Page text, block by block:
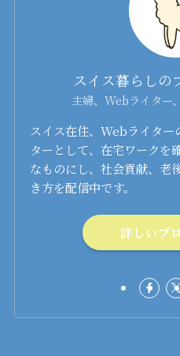
スイス暮らし
主婦、Webライター
スイス在住、Webライター
ターとして、在宅ワークを
なものにし、社会貢献、老
き方を配信中です。
詳しいプ